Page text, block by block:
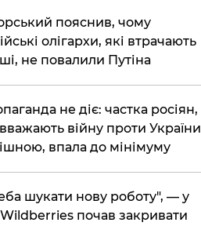
пояснив, чому
олігархи, які втрачають
не повалили Путіна
не діє: частка росіян,
війну проти України
впала до мінімуму
шукати нову роботу", — у
почав закривати